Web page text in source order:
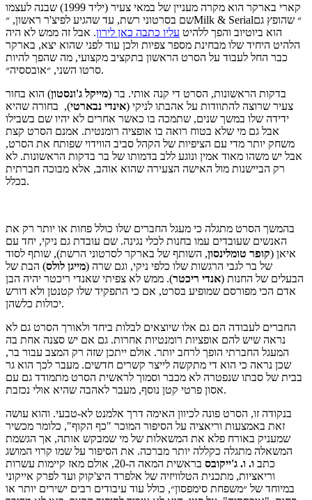
קארי בארקר הוא מקרה מעניין של במאי צעיר (יליד 1999) שבנה לעצמו
שם בסרטוני רשת, עד שהגיע לפיצ'ר ראשון, ״Milk & Serial״ שהופץ גם
הוא ביוטיוב והפך ללהיט עליו כתבה כאן לירון. אבל זה ממש לא היה
הלהיט היחיד שלו מבחינת מספר צפיות ולכן עוד לפני שהוא יצא, בארקר
כבר החל לעבוד על הסרט הראשון בתקציב מקצועי, מה שהפך להיות
סרטו השני, ״אובססיה״.
בדקות הראשונות, הסרט די קנה אותי. בר (מייקל ג'ונסטון) הוא בחור
צעיר שרוצה להתוודות על אהבתו לניקי (אינדי נבארטי), בחורה שהיא
ידידה שלו במשך שנים, שתמכה בו כאשר אחרים לא יהיו שם בשבילו
אבל גם מי שלא בטוח רואה בו אופציה רומנטית. אמנם הסרט קצת
משחק יותר מדי עם הציפיות של הקהל סביב הווידוי שפותח את הסרט,
אבל יש משהו מאוד אמין ונוגע ללב בדמותו של בר בדקות הראשונות. לא
רק הביישנות מול האישה הצעירה שהוא אוהב, אלא מבוכה חברתית
בכלל.
בהמשך הסרט מתגלה כי מעגל החברים שלו כולל פחות או יותר רק את
האנשים שעובדים עמו בחנות לכלי נגינה. שם עובדת גם ניקי, יחד עם
איאן (קופר טומלינסון, השותף של בארקר לסרטוני הרשת), שותף לסוד
של בר לגבי הרגשות שלו כלפי ניקי, וגם שרה (מייגן לולס) הבת של
הבעלים של החנות (אנדי ריכטר). ממש לא צפיתי שאנדי ריכטר יהיה הבן
אדם הכי מפורסם שמופיע בסרט, אם כי התפקיד שלו קטנטן ולא דורש
יכולות כלשהן.
החברים לעבודה הם גם אלו שיוצאים לבלות ביחד ולאורך הסרט גם לא
נראה שיש להם אופציות רומנטיות אחרות. גם אם יש סצנה אחת בה
המעגל החברתי הופך לרחב יותר. אולם ייתכן שזה רק המצב עבור בר,
שכן נראה כי הוא די מתקשה לייצר קשרים חדשים. מעבר לכך הוא גר
בבית של סבתו שנפטרה לא מכבר וסמוך לראשית הסרט מתמודד גם עם
אסון פרטי קטן נוסף, מעבר לאהבה שהיא אולי נכזבת.
בנקודה זו, הסרט פונה לכיוון האימה דרך אלמנט לא-טבעי. והוא עושה
זאת באמצעות וריאציה על הסיפור המוכר "כף הקוף", כלומר מכשיר
שמעניק באורח פלא את המשאלות של מי שמבקש אותה, אך הגשמת
המשאלה מתגלה כקללה יותר מברכה. את הסיפור על שמו קרוי המושג
כתב ו. ו. ג'ייקובס
בראשית המאה ה-20, אולם מאז קיימות עשרות
וריאציות, מתכנית הטלוויזיה של אלפרד היצ'קוק ועד לפרק אייקוני
במיוחד של ״משפחת סימפסון״, כולל עוד עיבודים רבים ישירים יותר או